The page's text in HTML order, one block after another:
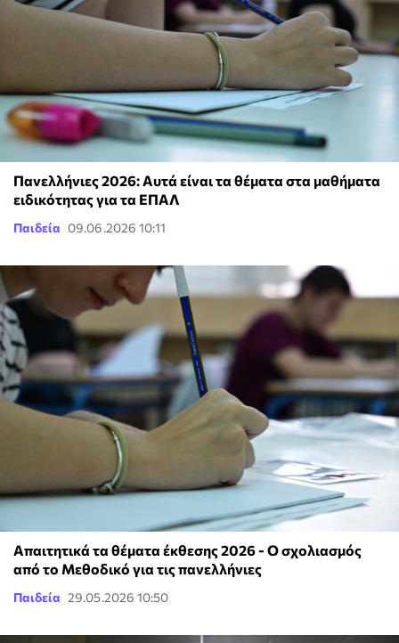
Πανελλήνιες 2026: Αυτά είναι τα θέματα στα μαθήματα
ειδικότητας για τα ΕΠΑΛ
Παιδεία 09.06.2026 10:11
Απαιτητικά τα θέματα έκθεσης 2026 - Ο σχολιασμός
από το Μεθοδικό για τις πανελλήνιες
Παιδεία 29.05.2026 10:50